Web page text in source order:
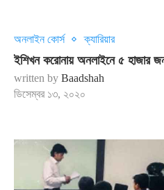
অনলাইন কোর্স ক্যারিয়ার
ইশিখন করোনায় অনলাইনে ৫ হাজার
written by Baadshah
ডিসেম্বর ১৩, ২০২০